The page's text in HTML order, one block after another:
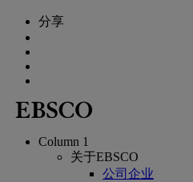
分享
Column 1
关于EBSCO
公司企业